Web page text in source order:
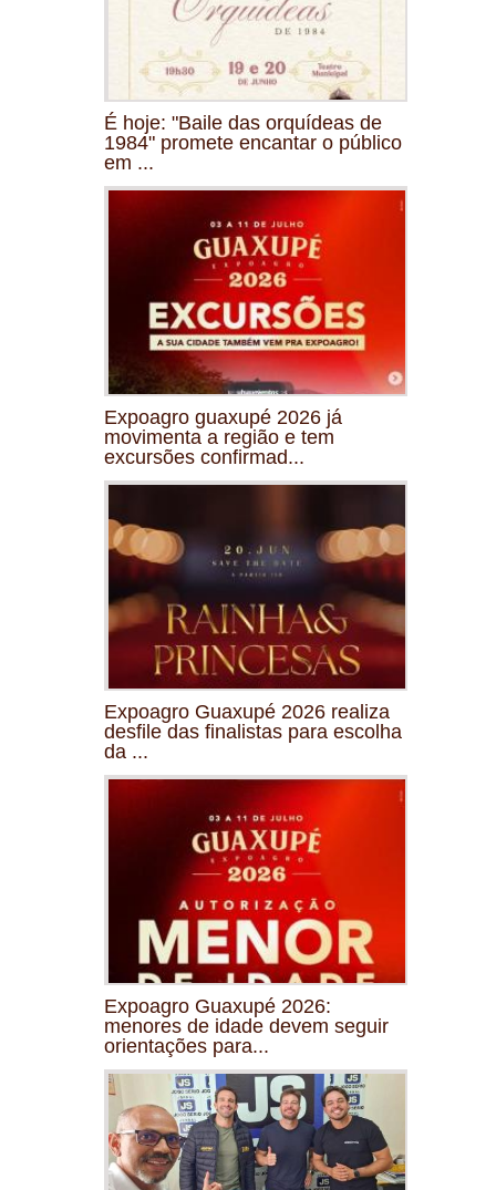
É hoje: "Baile das orquídeas de
1984" promete encantar o público
em ...
Expoagro guaxupé 2026 já
movimenta a região e tem
excursões confirmad...
Expoagro Guaxupé 2026 realiza
desfile das finalistas para escolha
da ...
Expoagro Guaxupé 2026:
menores de idade devem seguir
orientações para...